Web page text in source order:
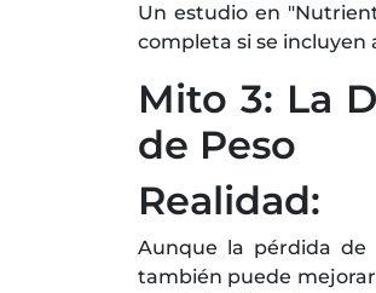
Un estudio en
completa si se incluyen
Mito 3: La
de Peso
Realidad:
Aunque la pérdida de
también puede